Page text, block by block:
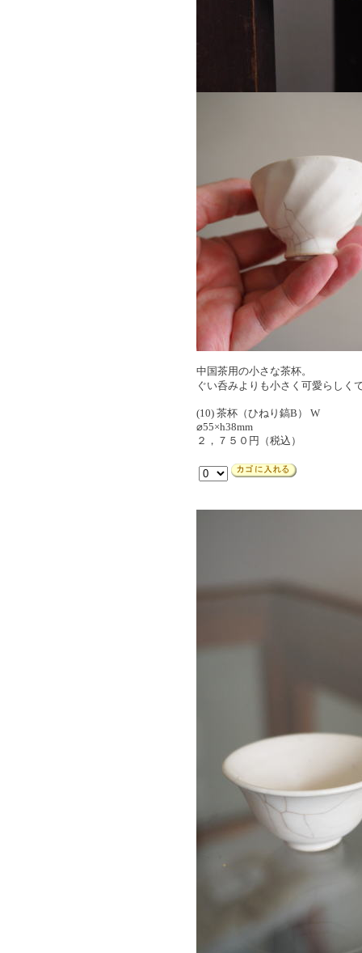
中国茶用の小さな茶杯。
ぐい呑みよりも小さく可愛らしく
(10) 茶杯（ひねり鎬B） W
⌀55×h38mm
２，７５０円（税込）